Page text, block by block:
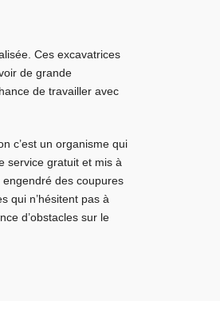
Ces excavatrices
de grande
de travailler avec
c’est un organisme qui
service gratuit et mis à
des coupures
qui n’hésitent pas à
d’obstacles sur le